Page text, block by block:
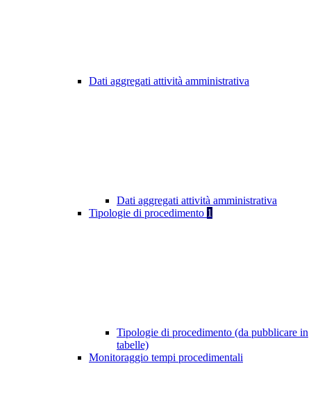
Dati aggregati attività amministrativa
Dati aggregati attività amministrativa
Tipologie di procedimento 1
Tipologie di procedimento (da pubblicare in
tabelle)
Monitoraggio tempi procedimentali